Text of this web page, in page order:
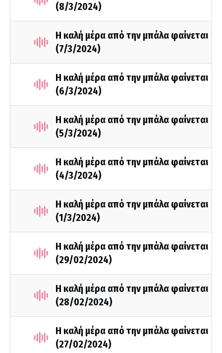
(8/3/2024)
Η καλή μέρα από την μπάλα φαίνεται
(7/3/2024)
Η καλή μέρα από την μπάλα φαίνεται
(6/3/2024)
Η καλή μέρα από την μπάλα φαίνεται
(5/3/2024)
Η καλή μέρα από την μπάλα φαίνεται
(4/3/2024)
Η καλή μέρα από την μπάλα φαίνεται
(1/3/2024)
Η καλή μέρα από την μπάλα φαίνεται
(29/02/2024)
Η καλή μέρα από την μπάλα φαίνεται
(28/02/2024)
Η καλή μέρα από την μπάλα φαίνεται
(27/02/2024)